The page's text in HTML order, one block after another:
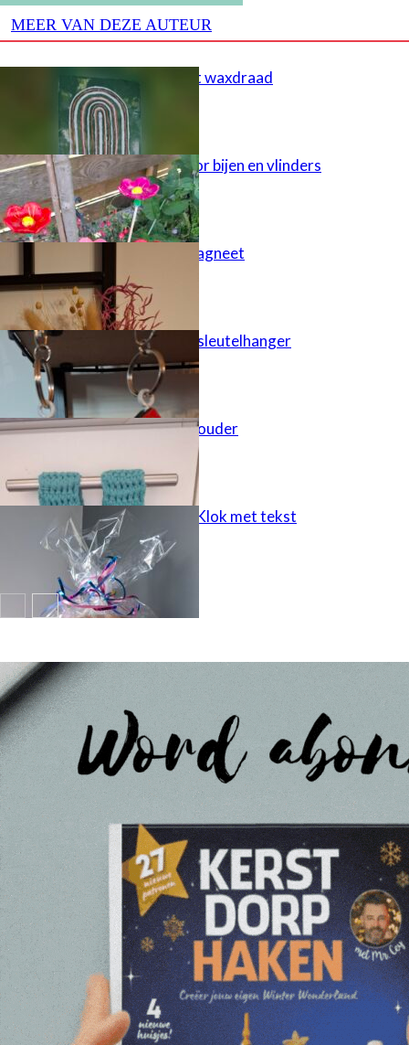
MEER VAN DEZE AUTEUR
Schilderen met waxdraad
Tuinsteker voor bijen en vlinders
Juf bedankt magneet
Houten huisje sleutelhanger
Keukendoek houder
cadeau idee – Klok met tekst